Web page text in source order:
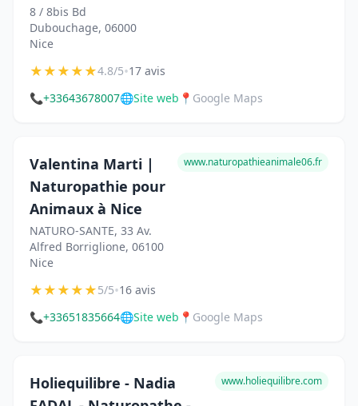
8 / 8bis Bd
Dubouchage, 06000
Nice
★★★★★4.8/5•17 avis
📞+33643678007🌐Site web 📍 Google Maps
Valentina Marti |
Naturopathie pour
Animaux à Nice
NATURO-SANTE, 33 Av.
Alfred Borriglione, 06100
Nice
www.naturopathieanimale06.fr
★★★★★5/5•16 avis
📞+33651835664🌐Site web 📍 Google Maps
Holiequilibre - Nadia
www.holiequilibre.com